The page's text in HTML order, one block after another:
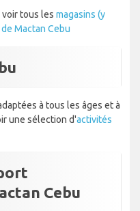
voir tous les magasins (y
Mactan Cebu
à tous les âges et à
une sélection d'activités
Cebu